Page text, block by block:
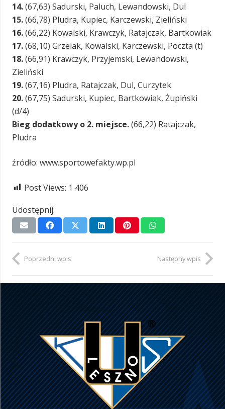
14.(67,63) Sadurski, Paluch, Lewandowski, Dul
15.(66,78) Pludra, Kupiec, Karczewski, Zieliński
16.(66,22) Kowalski, Krawczyk, Ratajczak, Bartkowiak
17.(68,10) Grzelak, Kowalski, Karczewski, Poczta (t)
18.(66,91) Krawczyk, Przyjemski, Lewandowski,
Zieliński
19.(67,16) Pludra, Ratajczak, Dul, Curzytek
20.(67,75) Sadurski, Kupiec, Bartkowiak, Żupiński
(d/4)
Bieg dodatkowy o 2. miejsce.(66,22) Ratajczak,
Pludra
źródło: www.sportowefakty.wp.pl
Post Views: 1 406
Udostępnij:
Poprzedni wpis Następny wpis